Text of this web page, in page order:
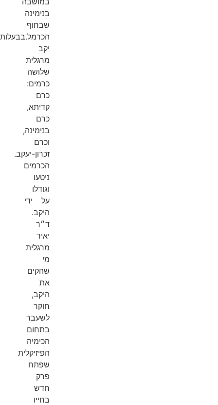
בנימינה
שבחוף
הכרמל.בבעלות
יקב
מרגלית
שלושה
כרמים:
כרם
קדיתא,
כרם
בנימינה,
וכרם
זכרון-יעקב.
הכרמים
ניטעו
וגודלו
על ידי
היקב.
ד״ר
יאיר
מרגלית
מי
שהקים
את
היקב,
חוקר
לשעבר
בתחום
הכימיה
הפיזיקלית
שפתח
פרק
חדש
בחייו